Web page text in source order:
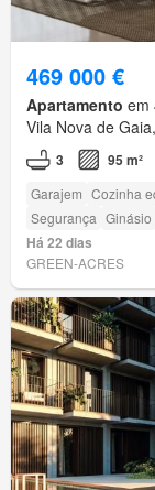
469 000 €
Apartamento em
Vila Nova de
3 95 m²
Garajem Cozinha
Segurança Ginásio
Há 22 dias
GREEN-ACRES